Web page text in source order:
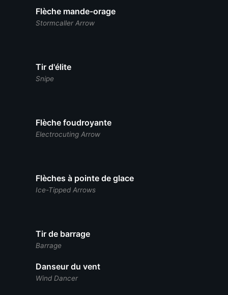
Flèche mande-orage
Stormcaller Arrow
Tir d'élite
Snipe
Flèche foudroyante
Electrocuting Arrow
Flèches à pointe de glace
Ice-Tipped Arrows
Tir de barrage
Barrage
Danseur du vent
Wind Dancer